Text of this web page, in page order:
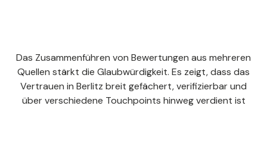
Das Zusammenführen von Bewertungen aus mehreren
Quellen stärkt die Glaubwürdigkeit. Es zeigt, dass das
Vertrauen in Berlitz breit gefächert, verifizierbar und
über verschiedene Touchpoints hinweg verdient ist